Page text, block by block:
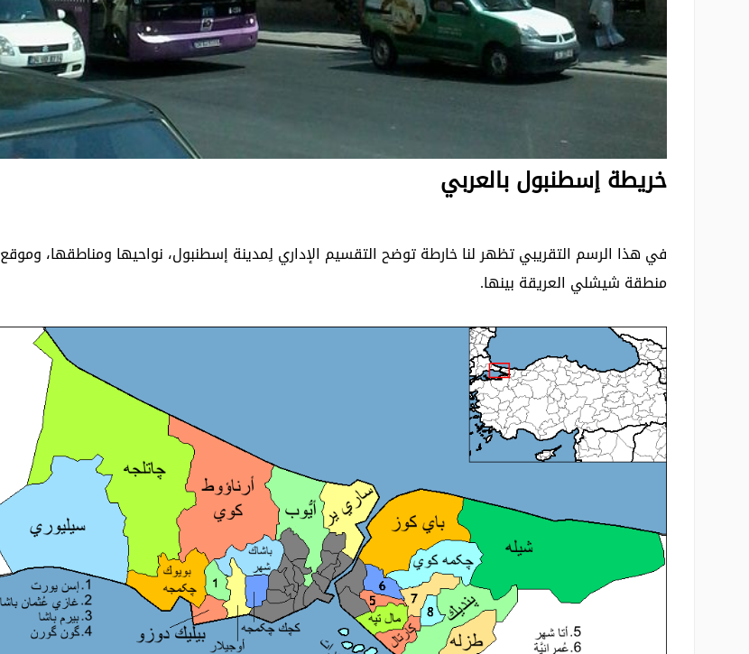
خريطة إسطنبول بالعربي
في هذا الرسم التقريبي تظهر لنا خارطة توضح التقسيم الإداري لِمدينة إسطنبول، نواحيها ومناطقها، وموقع
منطقة شيشلي العريقة بينها.